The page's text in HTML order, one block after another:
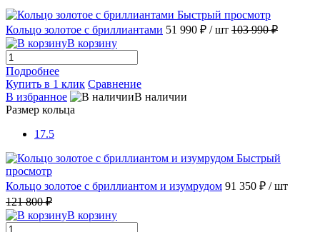
Быстрый просмотр
Кольцо золотое с бриллиантами 51 990 ₽ / шт 103 990 ₽
В корзину
Подробнее
Купить в 1 клик Сравнение
В избранное
В наличии
Размер кольца
17.5
Быстрый
просмотр
Кольцо золотое с бриллиантом и изумрудом 91 350 ₽ / шт
121 800 ₽
В корзину